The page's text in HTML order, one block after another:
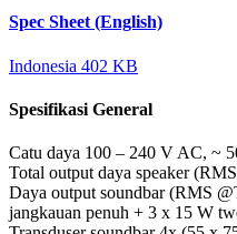
Spec Sheet (English)
Indonesia 402 KB
Spesifikasi General
Catu daya 100 – 240 V AC, ~
Total output daya speaker
Daya output soundbar (RMS
jangkauan penuh + 3 x 15 W